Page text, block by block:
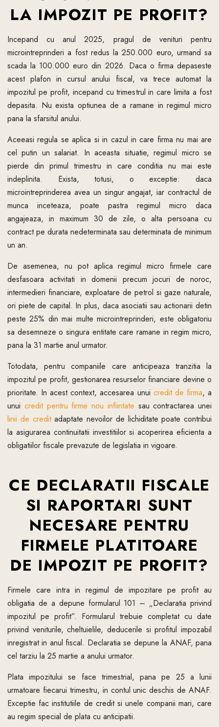
LA IMPOZIT PE PROFIT?
Incepand cu anul 2025, pragul de venituri pentru
microintreprinderi a fost redus la 250.000 euro, urmand sa
scada la 100.000 euro din 2026. Daca o firma depaseste
acest plafon in cursul anului fiscal, va trece automat la
impozitul pe profit, incepand cu trimestrul in care limita a fost
depasita. Nu exista optiunea de a ramane in regimul micro
pana la sfarsitul anului.
Aceeasi regula se aplica si in cazul in care firma nu mai are
cel putin un salariat. In aceasta situatie, regimul micro se
pierde din primul trimestru in care conditia nu mai este
indeplinita. Exista, totusi, o exceptie: daca
microintreprinderea avea un singur angajat, iar contractul de
munca inceteaza, poate pastra regimul micro daca
angajeaza, in maximum 30 de zile, o alta persoana cu
contract pe durata nedeterminata sau determinata de minimum
un an.
De asemenea, nu pot aplica regimul micro firmele care
desfasoara activitati in domenii precum jocuri de noroc,
intermedieri financiare, exploatare de petrol si gaze naturale,
ori piete de capital. In plus, daca asociatii sau actionarii detin
peste 25% din mai multe microintreprinderi, este obligatoriu
sa desemneze o singura entitate care ramane in regim micro,
pana la 31 martie anul urmator.
Totodata, pentru companiile care anticipeaza tranzitia la
impozitul pe profit, gestionarea resurselor financiare devine o
prioritate. In acest context, accesarea unui credit de firma, a
unui credit pentru firme nou infiintate sau contractarea unei
linii de credit adaptate nevoilor de lichiditate poate contribui
la asigurarea continuitatii investitiilor si acoperirea eficienta a
obligatiilor fiscale prevazute de legislatia in vigoare.
CE DECLARATII FISCALE
SI RAPORTARI SUNT
NECESARE PENTRU
FIRMELE PLATITOARE
DE IMPOZIT PE PROFIT?
Firmele care intra in regimul de impozitare pe profit au
obligatia de a depune formularul 101 – „Declaratia privind
impozitul pe profit”. Formularul trebuie completat cu date
privind veniturile, cheltuielile, deducerile si profitul impozabil
inregistrat in anul fiscal. Declaratia se depune la ANAF, pana
cel tarziu la 25 martie a anului urmator.
Plata impozitului se face trimestrial, pana pe 25 a lunii
urmatoare fiecarui trimestru, in contul unic deschis de ANAF.
Exceptie fac institutiile de credit si unele companii mari, care
au regim special de plata cu anticipatii.